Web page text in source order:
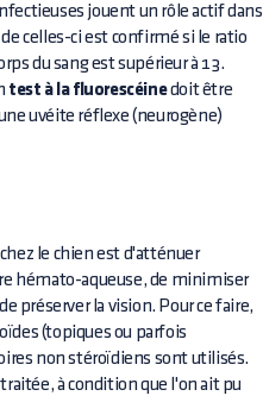
jouent un rôle actif dans
celles-ci est confirmé si le ratio
du sang est supérieur à 13.
test à la fluorescéinedoit être
uvéite réflexe (neurogène)
le chien est d'atténuer
hémato-aqueuse, de minimiser
préserver la vision. Pour ce faire,
(topiques ou parfois
non stéroïdiens sont utilisés.
à condition que l'on ait pu